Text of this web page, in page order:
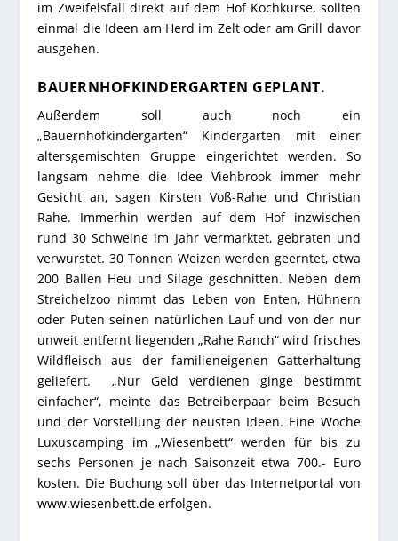
im Zweifelsfall direkt auf dem Hof Kochkurse, sollten
einmal die Ideen am Herd im Zelt oder am Grill davor
ausgehen.
BAUERNHOFKINDERGARTEN GEPLANT.
Außerdem soll auch noch ein
„Bauernhofkindergarten“ Kindergarten mit einer
altersgemischten Gruppe eingerichtet werden. So
langsam nehme die Idee Viehbrook immer mehr
Gesicht an, sagen Kirsten Voß-Rahe und Christian
Rahe. Immerhin werden auf dem Hof inzwischen
rund 30 Schweine im Jahr vermarktet, gebraten und
verwurstet. 30 Tonnen Weizen werden geerntet, etwa
200 Ballen Heu und Silage geschnitten. Neben dem
Streichelzoo nimmt das Leben von Enten, Hühnern
oder Puten seinen natürlichen Lauf und von der nur
unweit entfernt liegenden „Rahe Ranch“ wird frisches
Wildfleisch aus der familieneigenen Gatterhaltung
geliefert. „Nur Geld verdienen ginge bestimmt
einfacher“, meinte das Betreiberpaar beim Besuch
und der Vorstellung der neusten Ideen. Eine Woche
Luxuscamping im „Wiesenbett“ werden für bis zu
sechs Personen je nach Saisonzeit etwa 700.- Euro
kosten. Die Buchung soll über das Internetportal von
www.wiesenbett.de erfolgen.